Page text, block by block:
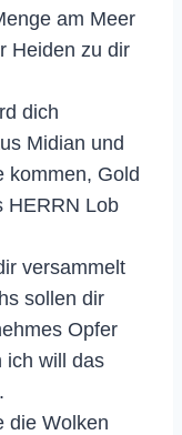
am Meer
Heiden zu dir
dich
Midian und
kommen, Gold
HERRN Lob
versammelt
sollen dir
Opfer
ich will das
die Wolken